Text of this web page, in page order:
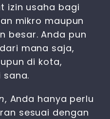
izin usaha bagi
mikro maupun
besar. Anda pun
mana saja,
di kota,
sana.
, Anda hanya perlu
sesuai dengan